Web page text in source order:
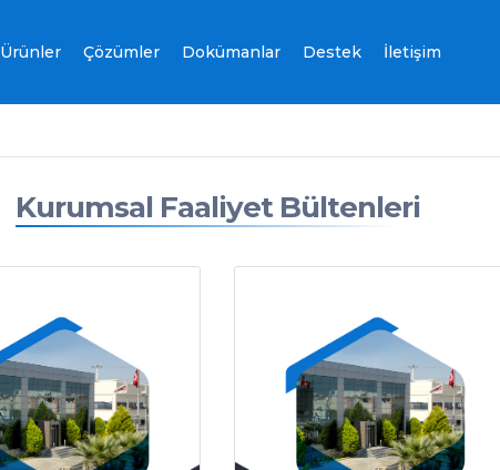
Ürünler Çözümler Dokümanlar Destek İletişim
Kurumsal Faaliyet Bültenleri